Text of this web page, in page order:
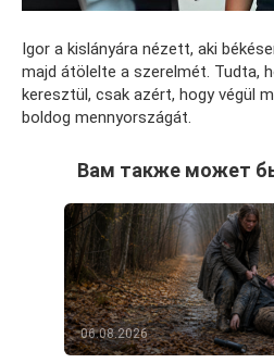
Igor a kislányára nézett, aki
majd átölelte a szerelmét. Tudta,
keresztül, csak azért, hogy végül
boldog mennyországát.
Вам также может
06.08.2026